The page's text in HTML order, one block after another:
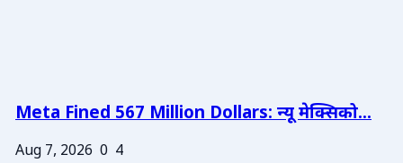
Meta Fined 567 Million Dollars: न्यू मेक्सिको...
Aug 7, 2026 0 4